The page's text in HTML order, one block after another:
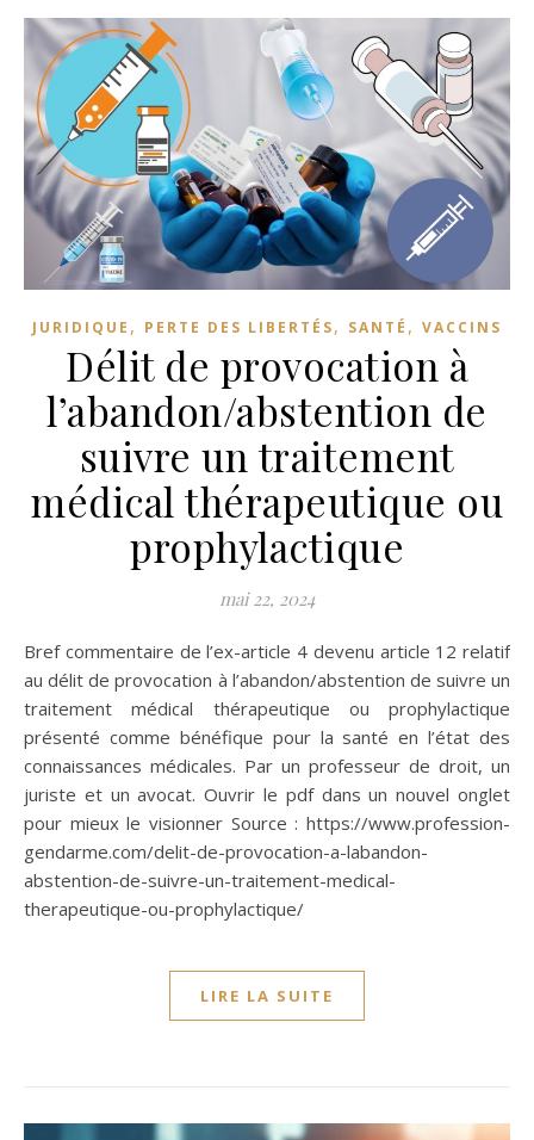
JURIDIQUE , PERTE DES LIBERTÉS, SANTÉ , VACCINS
Délit de provocation à
l’abandon/abstention de
suivre un traitement
médical thérapeutique ou
prophylactique
mai 22, 2024
Bref commentaire de l’ex-article 4 devenu article 12 relatif
au délit de provocation à l’abandon/abstention de suivre un
traitement médical thérapeutique ou prophylactique
présenté comme bénéfique pour la santé en l’état des
connaissances médicales. Par un professeur de droit, un
juriste et un avocat. Ouvrir le pdf dans un nouvel onglet
pour mieux le visionner Source : https://www.profession-
gendarme.com/delit-de-provocation-a-labandon-
abstention-de-suivre-un-traitement-medical-
therapeutique-ou-prophylactique/
LIRE LA SUITE